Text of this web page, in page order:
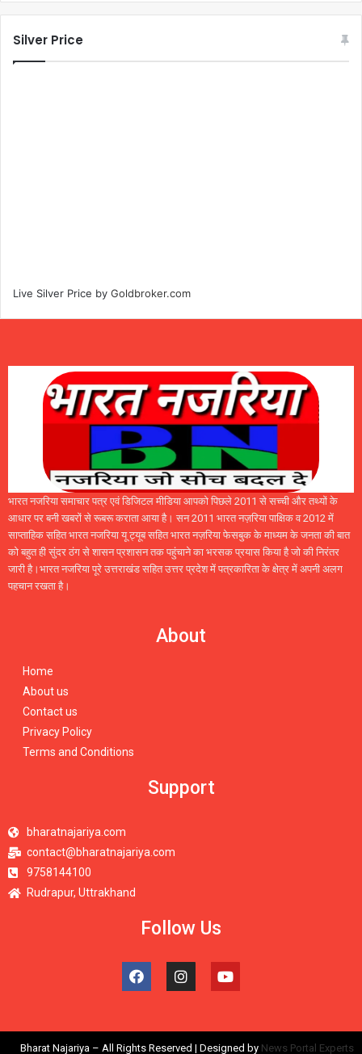
Silver Price
Live Silver Price by Goldbroker.com
भारत नजरिया समाचार पत्र एवं डिजिटल मीडिया आपको पिछले 2011 से सच्ची और तथ्यों के
आधार पर बनी खबरों से रूबरू कराता आया है। सन 2011 भारत नज़रिया पाक्षिक व 2012 में
साप्ताहिक सहित भारत नजरिया यू ट्यूब सहित भारत नज़रिया फेसबुक के माध्यम के जनता की बात
को बहुत ही सुंदर ठंग से शासन प्रशासन तक पहुंचाने का भरसक प्रयास किया है जो की निरंतर
जारी है।भारत नजरिया पूरे उत्तराखंड सहित उत्तर प्रदेश में पत्रकारिता के क्षेत्र में अपनी अलग
पहचान रखता है।
About
Home
About us
Contact us
Privacy Policy
Terms and Conditions
Support
bharatnajariya.com
contact@bharatnajariya.com
9758144100
Rudrapur, Uttrakhand
Follow Us
Bharat Najariya – All Rights Reserved | Designed by News Portal Experts